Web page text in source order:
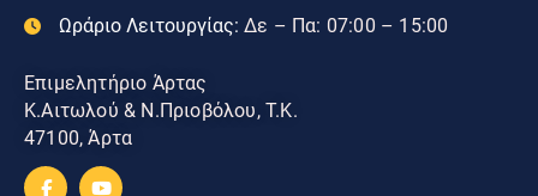
Ωράριο Λειτουργίας: Δε – Πα: 07:00 – 15:00
Επιμελητήριο Άρτας
Κ.Αιτωλού & Ν.Πριοβόλου, Τ.Κ.
47100, Άρτα